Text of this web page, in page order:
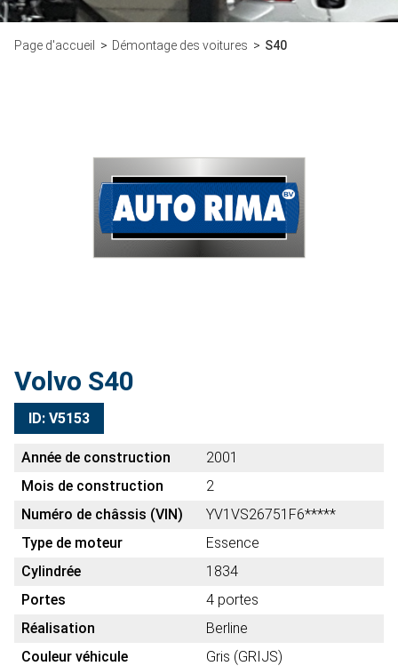
Page d'accueil Démontage des voitures S40
Volvo S40
ID: V5153
Année de construction
2001
Mois de construction
2
Numéro de châssis (VIN)
YV1VS26751F6*****
Type de moteur
Essence
Cylindrée
1834
Portes
4 portes
Réalisation
Berline
Couleur véhicule
Gris (GRIJS)